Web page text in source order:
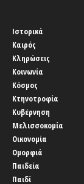
Ιστορικά
Καιρός
Κληρώσεις
Κοινωνία
Κόσμος
Κτηνοτροφία
Κυβέρνηση
Μελισσοκομία
Οικονομία
Ομορφιά
Παιδεία
Παιδί